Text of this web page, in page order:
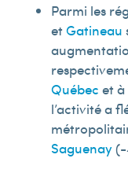
Parmi les
et Gatineau
Québec et à
l’activité a
Saguenay(-